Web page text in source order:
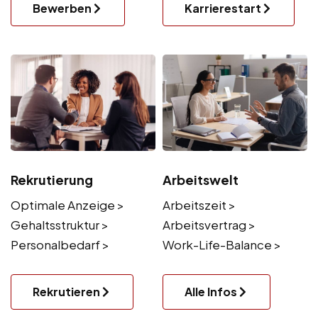
Bewerben Karrierestart
Rekrutierung
Optimale Anzeige >
Gehaltsstruktur >
Personalbedarf >
Rekrutieren
Arbeitswelt
Arbeitszeit >
Arbeitsvertrag >
Work-Life-Balance >
Alle Infos